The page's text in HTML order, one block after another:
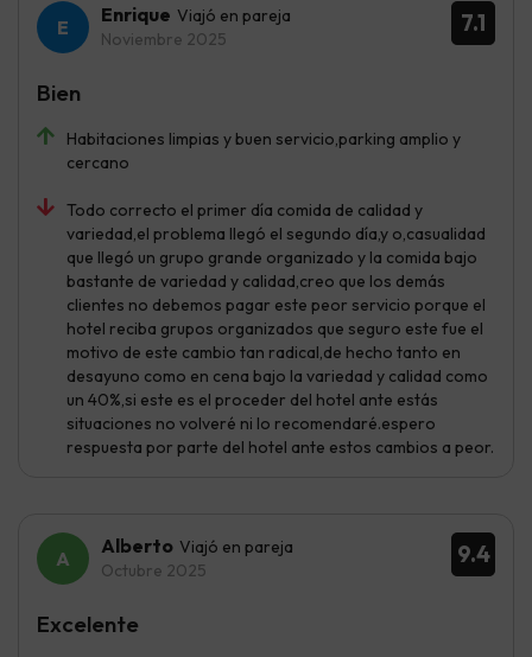
7.1
Enrique Viajó en pareja
Noviembre 2025
Habitaciones limpias y buen servicio,parking amplio y
cercano
Todo correcto el primer día comida de calidad y
variedad,el problema llegó el segundo día,y o,casualidad
que llegó un grupo grande organizado y la comida bajo
bastante de variedad y calidad,creo que los demás
clientes no debemos pagar este peor servicio porque el
hotel reciba grupos organizados que seguro este fue el
motivo de este cambio tan radical,de hecho tanto en
desayuno como en cena bajo la variedad y calidad como
un 40%,si este es el proceder del hotel ante estás
situaciones no volveré ni lo recomendaré.espero
respuesta por parte del hotel ante estos cambios a peor.
Bien
9.4
Alberto Viajó en pareja
Octubre 2025
Excelente